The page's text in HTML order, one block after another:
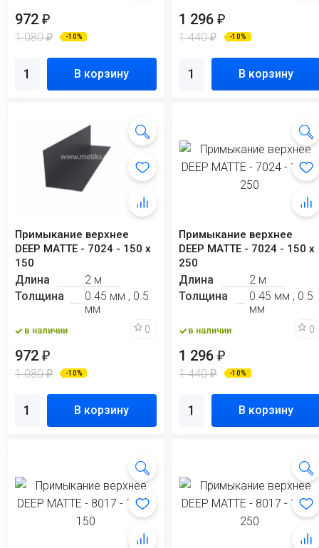
972 ₽
1 080₽ -10%
В корзину
1 296₽
1 440₽ -10%
В корзину
Примыкание верхнее
DEEP MATTE - 7024 - 150 х
150
Длина
2 м
Толщина
0.45 мм , 0.5
мм
в наличии 0
972 ₽
1 080₽ -10%
В корзину
Примыкание верхнее
DEEP MATTE - 7024 - 150 х
250
Длина
2 м
Толщина
0.45 мм , 0.5
мм
в наличии 0
1 296₽
1 440₽ -10%
В корзину